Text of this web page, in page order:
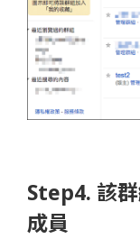
Step4. 該
成員